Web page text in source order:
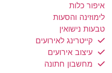
איפור כלות
לימוזינה והסעות
טבעות נישואין
קייטרינג לאירועים
עיצוב אירועים
מחשבון חתונה